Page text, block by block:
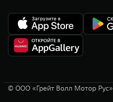
© ООО «Грейт Волл Мотор Рус»